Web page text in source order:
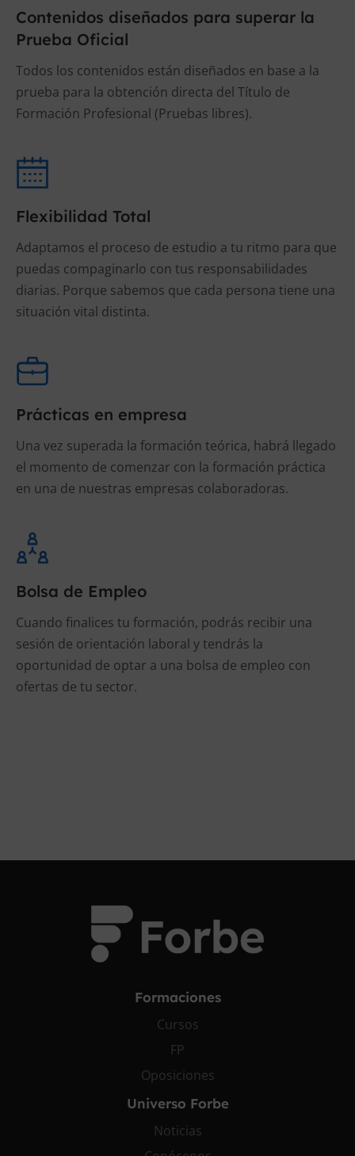
Contenidos diseñados para superar la
Prueba Oficial
Todos los contenidos están diseñados en base a la
prueba para la obtención directa del Título de
Formación Profesional (Pruebas libres).
Flexibilidad Total
Adaptamos el proceso de estudio a tu ritmo para que
puedas compaginarlo con tus responsabilidades
diarias. Porque sabemos que cada persona tiene una
situación vital distinta.
Prácticas en empresa
Una vez superada la formación teórica, habrá llegado
el momento de comenzar con la formación práctica
en una de nuestras empresas colaboradoras.
Bolsa de Empleo
Cuando finalices tu formación, podrás recibir una
sesión de orientación laboral y tendrás la
oportunidad de optar a una bolsa de empleo con
ofertas de tu sector.
Formaciones
Cursos
FP
Oposiciones
Universo Forbe
Noticias